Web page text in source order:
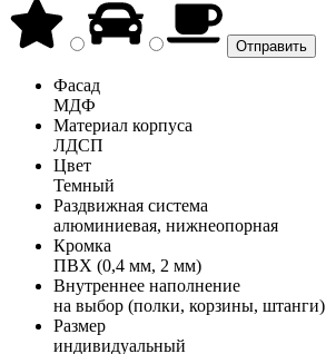
Фасад
МДФ
Материал корпуса
ЛДСП
Цвет
Темный
Раздвижная система
алюминиевая, нижнеопорная
Кромка
ПВХ (0,4 мм, 2 мм)
Внутреннее наполнение
на выбор (полки, корзины, штанги)
Размер
индивидуальный